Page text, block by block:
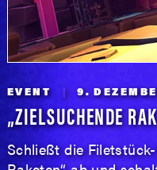
EVENT 9.
„ZIELSUCHENDE
Schließt die